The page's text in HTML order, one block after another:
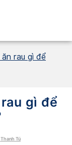
rau gì để
gì để
Tú